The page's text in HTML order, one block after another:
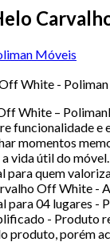
Móveis
White - Poliman
White –
funcionalidade
momentos
vida útil do
para quem
Off White -
para 04 lugares
- Produto
produto, porém